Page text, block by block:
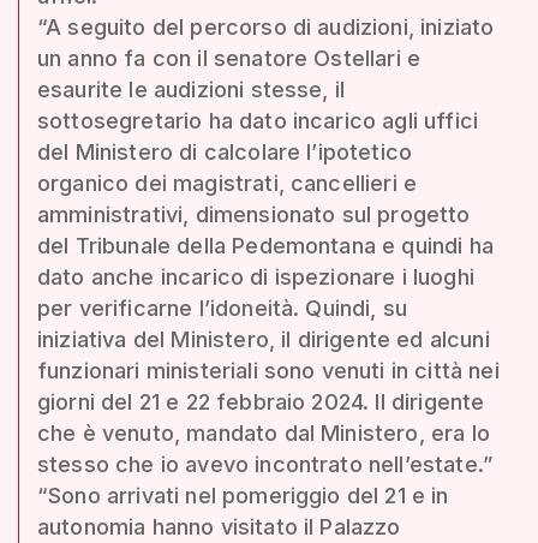
“A seguito del percorso di audizioni, iniziato
un anno fa con il senatore Ostellari e
esaurite le audizioni stesse, il
sottosegretario ha dato incarico agli uffici
del Ministero di calcolare l’ipotetico
organico dei magistrati, cancellieri e
amministrativi, dimensionato sul progetto
del Tribunale della Pedemontana e quindi ha
dato anche incarico di ispezionare i luoghi
per verificarne l’idoneità. Quindi, su
iniziativa del Ministero, il dirigente ed alcuni
funzionari ministeriali sono venuti in città nei
giorni del 21 e 22 febbraio 2024. Il dirigente
che è venuto, mandato dal Ministero, era lo
stesso che io avevo incontrato nell’estate.”
“Sono arrivati nel pomeriggio del 21 e in
autonomia hanno visitato il Palazzo